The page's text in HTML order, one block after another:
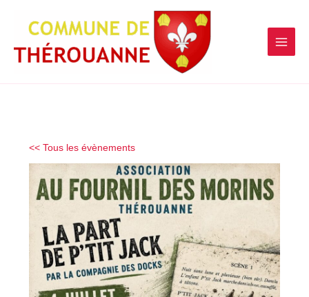
contenu
<< Tous les évènements